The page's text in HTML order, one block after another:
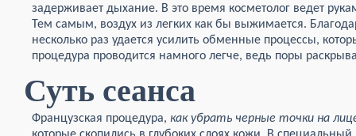
задерживает дыхание. В это время косметолог ведет
Тем самым, воздух из легких как бы выжимается.
несколько раз удается усилить обменные процессы,
процедура проводится намного легче, ведь поры
Суть сеанса
Французская процедура, как убрать черные точки на